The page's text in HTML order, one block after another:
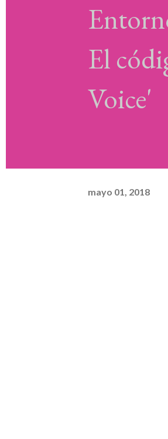
El
Voice'
mayo 01, 2018